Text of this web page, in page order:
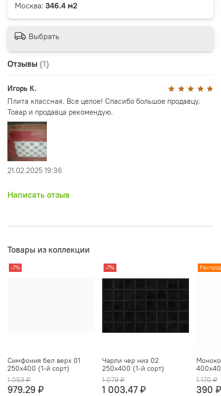
Отзывы (1)
Игорь К.
Плита классная. Все целое! Спасибо большое продавцу.
Товар и продавца рекомендую.
21.02.2025 19:36
Написать отзыв
Москва: 346.4 м2
Выбрать
Товары из коллекции
-7%
Симфония бел верх 01
250х400 (1-й сорт)
1 053 ₽
979.29 ₽
-7%
Чарли чер низ 02
250х400 (1-й сорт)
1 079 ₽
1 003.47 ₽
1 170 ₽
390 ₽